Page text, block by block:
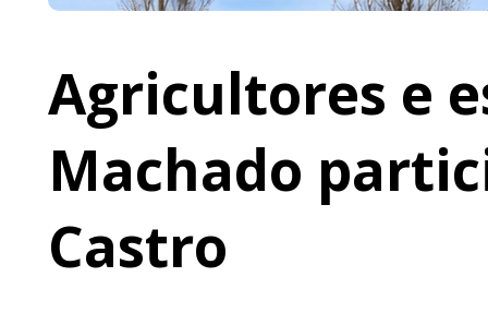
Agricultores e
Machado
Castro